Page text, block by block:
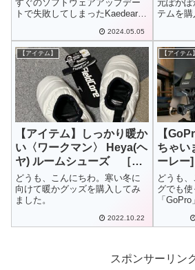
すぐのソフトウェアアップデー
トで失敗してしまったKaedearの
D21」ですが、相談したメーカー
の方から返信がありました。こ
こまでの流れはこちらから。
2024.05.05
元ぽか
テムを購
購入し
入した
クでは
たんです
【アイテム】
【アイテム】しっかり暖か
い〈ワークマン〉 Heya(ヘ
ヤ) ルームシューズ ［防
寒対策］
どうも、こんにちわ。寒い冬に
向けて暖かグッズを購入してみ
ました。
2022.10.22
【アイテム】
【
ちゃい
ーレー]
どうも
グでも
「
スポンサーリン